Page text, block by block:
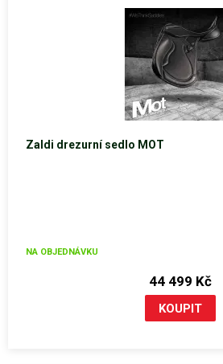
Zaldi drezurní sedlo MOT
NA OBJEDNÁVKU
44 499 Kč